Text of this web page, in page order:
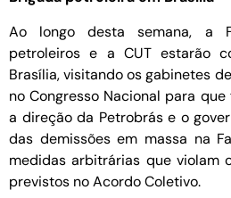
Ao longo desta semana, a
petroleiros e a CUT estarão
Brasília, visitando os gabinetes
no Congresso Nacional para
a direção da Petrobrás e o
das demissões em massa na
medidas arbitrárias que violam
previstos no Acordo Coletivo.